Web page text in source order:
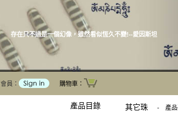
存在只不過是一個幻像，雖然看似恆久不變!--愛因斯坦
會員： 購物車：
產品目錄 其它珠 - 產